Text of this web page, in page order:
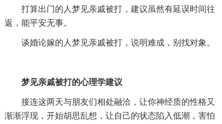
打算出门的人梦见亲戚被打，建议虽然有延误时间往
返，能平安无事。
谈婚论嫁的人梦见亲戚被打，说明难成，别找对象。
梦见亲戚被打的心理学建议
接连这两天与朋友们相处融洽，让你神经质的性格又
渐渐浮现，开始胡思乱想，让自己的状态陷入低潮，害怕